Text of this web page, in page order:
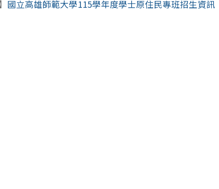
國立高雄師範大學115學年度學士原住民專班招生資訊